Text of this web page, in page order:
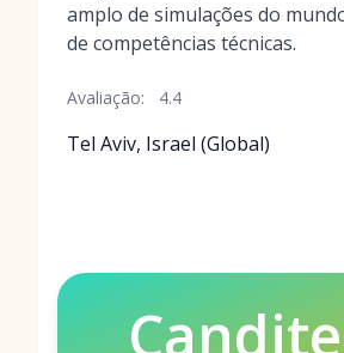
amplo de simulações do
de competências técnicas.
Avaliação: 4.4
Tel Aviv, Israel (Global)